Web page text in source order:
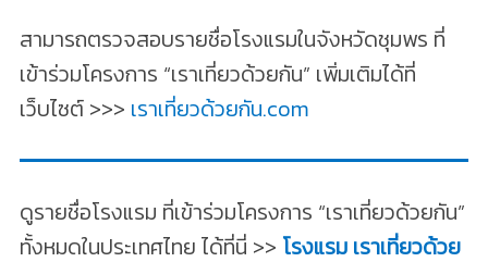
สามารถตรวจสอบรายชื่อโรงแรมในจังหวัดชุมพร ที่
เข้าร่วมโครงการ “เราเที่ยวด้วยกัน” เพิ่มเติมได้ที่
เว็บไซต์ >>> เราเที่ยวด้วยกัน.com
ดูรายชื่อโรงแรม ที่เข้าร่วมโครงการ “เราเที่ยวด้วยกัน”
ทั้งหมดในประเทศไทย ได้ที่นี่ >> โรงแรม เราเที่ยวด้วย